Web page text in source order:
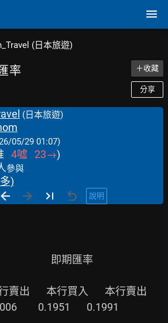
(日本旅遊)
率 ＋收藏
分享
(日本旅遊)
05/29 01:07)
4噓 23→)
參與
)
說明
即期匯率